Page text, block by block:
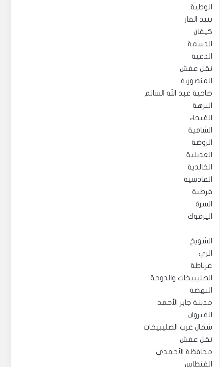
الوطية
بنيد القار
كيفان
الدسمة
الدعية
نقل عفش
المنصورية
ضاحية عبد الله السالم
النزهة
الفيحاء
الشامية
الروضة
العديلية
الخالدية
القادسية
قرطبة
السرة
اليرموك
الشويخ
الري
غرناطة
الصليبيخات والدوحة
النهضة
مدينة جابر الأحمد
القيروان
شمال غرب الصليبيخات
نقل عفش
محافظة الأحمدي
الفنطاس